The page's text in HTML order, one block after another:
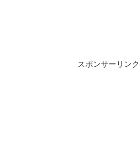
スポンサーリンク